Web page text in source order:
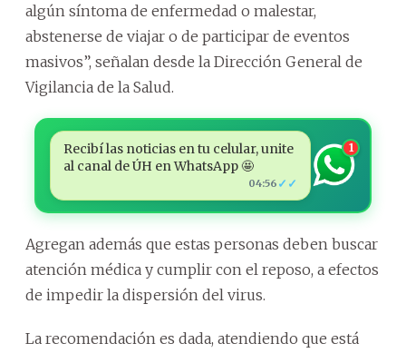
algún síntoma de enfermedad o malestar,
abstenerse de viajar o de participar de eventos
masivos”, señalan desde la Dirección General de
Vigilancia de la Salud.
Recibí las noticias en tu celular, unite
al canal de ÚH en WhatsApp 🤩
04:56 ✓✓
1
Agregan además que estas personas deben buscar
atención médica y cumplir con el reposo, a efectos
de impedir la dispersión del virus.
La recomendación es dada, atendiendo que está